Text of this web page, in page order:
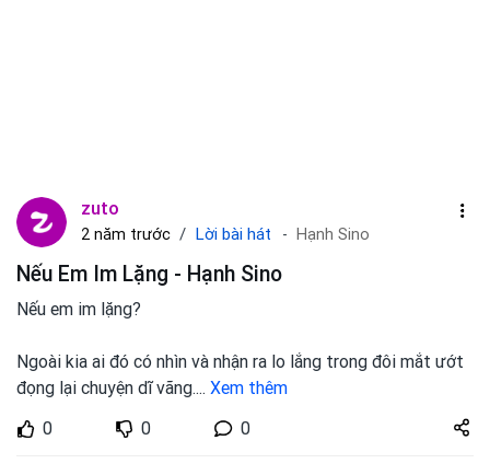
zuto
2 năm trước Lời bài hát Hạnh Sino
Nếu Em Im Lặng - Hạnh Sino
Nếu em im lặng?
Ngoài kia ai đó có nhìn và nhận ra lo lắng trong đôi mắt ướt
đọng lại chuyện dĩ vãng.... Xem thêm
0
0 0
Share
zuto.vn